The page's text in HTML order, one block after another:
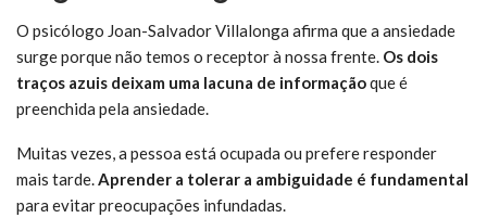
O psicólogo Joan-Salvador Villalonga afirma que a ansiedade
surge porque não temos o receptor à nossa frente. Os dois
traços azuis deixam uma lacuna de informaçãoque é
preenchida pela ansiedade.
Muitas vezes, a pessoa está ocupada ou prefere responder
mais tarde.Aprender a tolerar a ambiguidade é fundamental
para evitar preocupações infundadas.